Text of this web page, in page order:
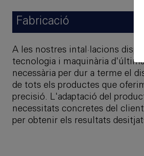
Fabricació
A les nostres intal·lacions
tecnologia i maquinària
necessària per dur a terme el
de tots els productes que
precisió. L'adaptació del
necessitats concretes del
per obtenir els resultats